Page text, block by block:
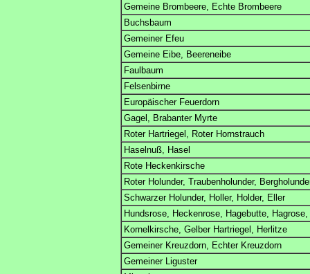
Gemeine Brombeere, Echte Brombeere
Buchsbaum
Gemeiner Efeu
Gemeine Eibe, Beereneibe
Faulbaum
Felsenbirne
Europäischer Feuerdorn
Gagel, Brabanter Myrte
Roter Hartriegel, Roter Hornstrauch
Haselnuß, Hasel
Rote Heckenkirsche
Roter Holunder, Traubenholunder,
Schwarzer Holunder, Holler, Holder, Eller
Hundsrose, Heckenrose, Hagebutte,
Kornelkirsche, Gelber Hartriegel, Herlitze
Gemeiner Kreuzdorn, Echter Kreuzdorn
Gemeiner Liguster